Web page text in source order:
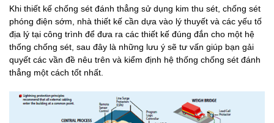
Khi thiết kế chống sét đánh thẳng sử dụng kim thu sét, chống sét
phóng điện sớm, nhà thiết kế cần dựa vào lý thuyết và các yếu tố
địa lý tại công trình để đưa ra các thiết kế đúng đắn cho một hệ
thống chống sét, sau đây là những lưu ý sẽ tư vấn giúp bạn gải
quyết các vần đề nêu trên và kiểm định hệ thống chống sét đánh
thẳng một cách tốt nhất.